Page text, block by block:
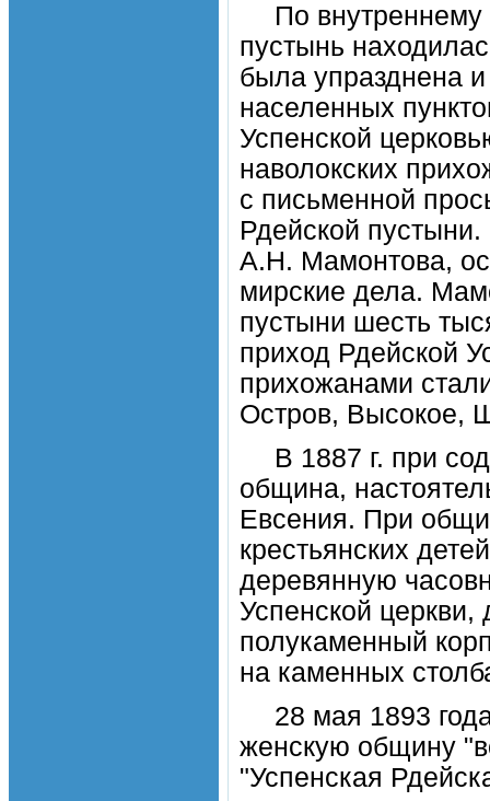
По внутреннему
пустынь
была упразднена
населенных
Успенской
наволокских
с письменной
Рдейской
А.Н. Мамонтова,
мирские дела.
пустыни шесть
приход Рдейской
прихожанами
Остров, Высокое,
В 1887 г. при
община,
Евсения. При
крестьянских
деревянную
Успенской
полукаменный
на каменных
28 мая 1893
женскую общину
"Успенская